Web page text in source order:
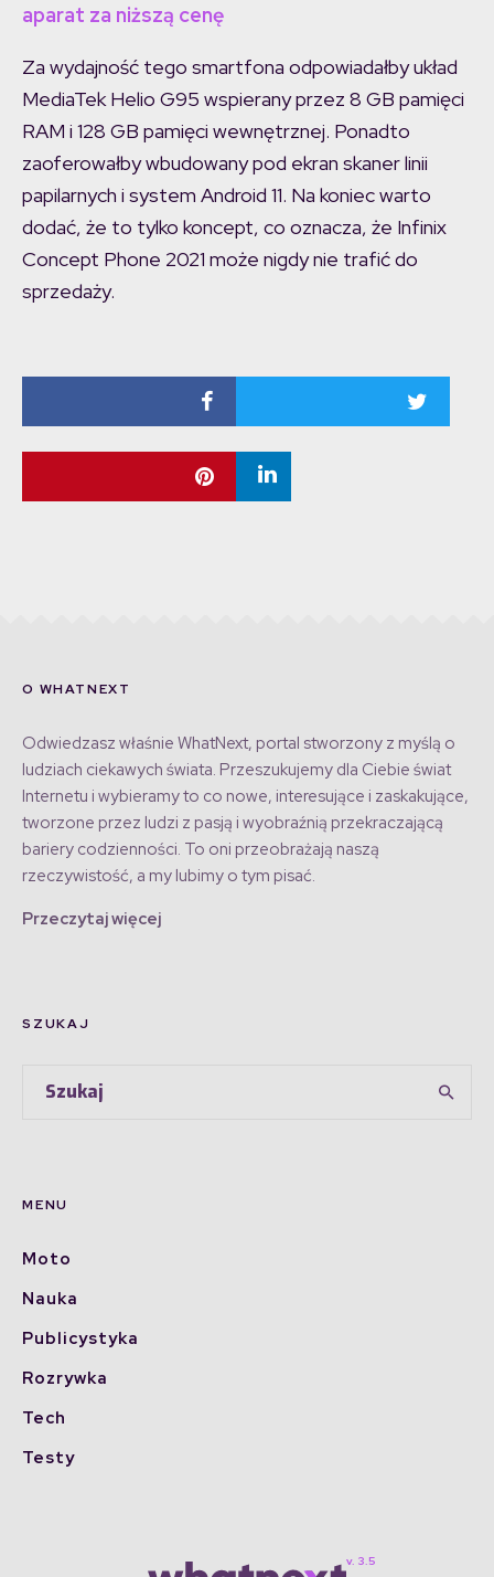
aparat za niższą cenę
Za wydajność tego smartfona odpowiadałby układ
MediaTek Helio G95 wspierany przez 8 GB pamięci
RAM i 128 GB pamięci wewnętrznej. Ponadto
zaoferowałby wbudowany pod ekran skaner linii
papilarnych i system Android 11. Na koniec warto
dodać, że to tylko koncept, co oznacza, że Infinix
Concept Phone 2021 może nigdy nie trafić do
sprzedaży.
O WHATNEXT
Odwiedzasz właśnie WhatNext, portal stworzony z myślą o
ludziach ciekawych świata. Przeszukujemy dla Ciebie świat
Internetu i wybieramy to co nowe, interesujące i zaskakujące,
tworzone przez ludzi z pasją i wyobraźnią przekraczającą
bariery codzienności. To oni przeobrażają naszą
rzeczywistość, a my lubimy o tym pisać.
Przeczytaj więcej
SZUKAJ
MENU
Moto
Nauka
Publicystyka
Rozrywka
Tech
Testy